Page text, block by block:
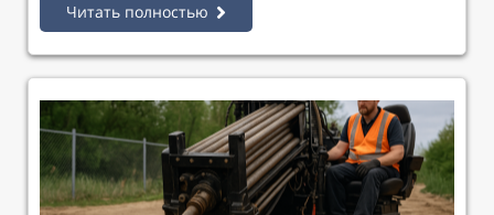
Читать полностью